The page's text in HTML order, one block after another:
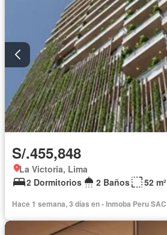
S/.455,848
La Victoria, Lima
2 Dormitorios
2 Baños 52 m²
Hace 1 semana, 3 días en - Inmoba Peru SAC